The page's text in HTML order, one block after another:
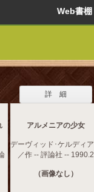
Web書
詳 細
アルメニアの少女
デーヴィッド･ケルディ
／作 -- 評論社 -- 1990.2
（画像なし）